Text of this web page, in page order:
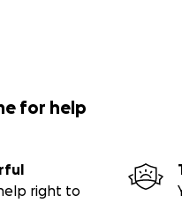
for help
right to